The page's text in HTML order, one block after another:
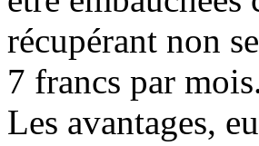
récupérant non
7 francs par
Les avantages,